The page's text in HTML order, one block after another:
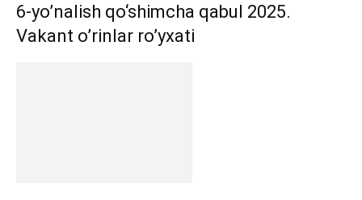
6-yo’nalish qo‘shimcha qabul 2025.
Vakant o’rinlar ro’yxati